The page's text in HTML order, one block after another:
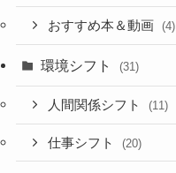
おすすめ本＆動画 (4)
環境シフト (31)
人間関係シフト (11)
仕事シフト (20)